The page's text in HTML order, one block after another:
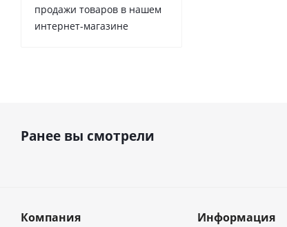
продажи товаров в нашем
интернет-магазине
Ранее вы смотрели
Компания Информация